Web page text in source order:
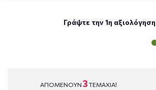
Γράψτε την 1η αξιολόγηση
ΑΠΟΜΕΝΟΥΝ 3 ΤΕΜΑΧΙΑ!